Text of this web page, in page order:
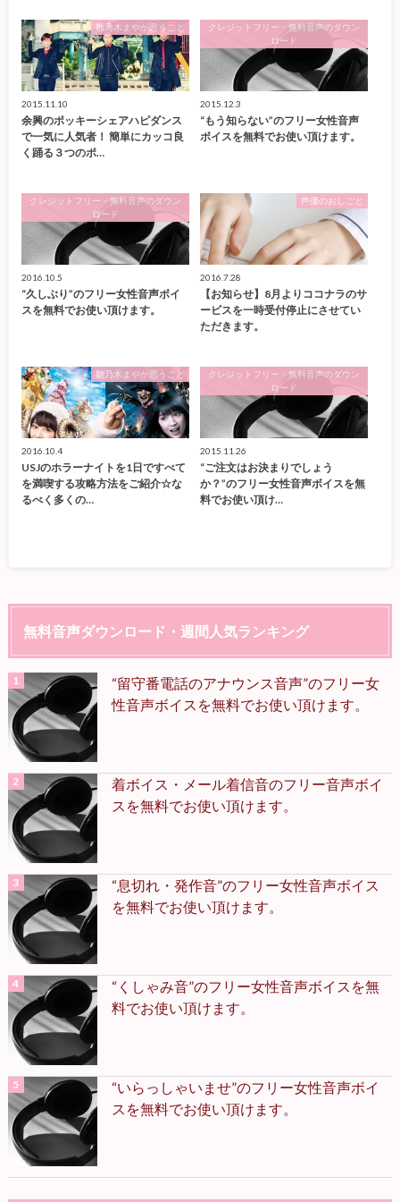
雛乃木まやが思うこと
2015.11.10
余興のポッキーシェアハピダンス
で一気に人気者！ 簡単にカッコ良
く踊る３つのポ…
クレジットフリー・無料音声のダウン
ロード
2015.12.3
“もう知らない”のフリー女性音声
ボイスを無料でお使い頂けます。
クレジットフリー・無料音声のダウン
ロード
2016.10.5
“久しぶり”のフリー女性音声ボイ
スを無料でお使い頂けます。
声優のおしごと
2016.7.28
【お知らせ】8月よりココナラのサ
ービスを一時受付停止にさせてい
ただきます。
雛乃木まやが思うこと
2016.10.4
USJのホラーナイトを1日ですべて
を満喫する攻略方法をご紹介☆な
るべく多くの…
クレジットフリー・無料音声のダウン
ロード
2015.11.26
“ご注文はお決まりでしょう
か？”のフリー女性音声ボイスを無
料でお使い頂け…
無料音声ダウンロード・週間人気ランキング
“留守番電話のアナウンス音声”のフリー女
性音声ボイスを無料でお使い頂けます。
着ボイス・メール着信音のフリー音声ボイ
スを無料でお使い頂けます。
“息切れ・発作音”のフリー女性音声ボイス
を無料でお使い頂けます。
“くしゃみ音”のフリー女性音声ボイスを無
料でお使い頂けます。
“いらっしゃいませ”のフリー女性音声ボイ
スを無料でお使い頂けます。